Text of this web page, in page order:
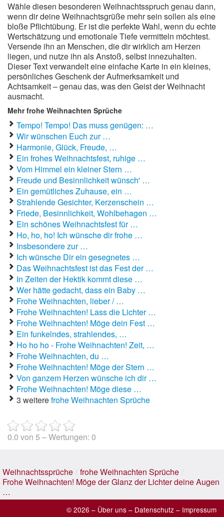
Wähle diesen besonderen Weihnachtsspruch genau dann,
wenn dir deine Weihnachtsgrüße mehr sein sollen als eine
bloße Pflichtübung. Er ist die perfekte Wahl, wenn du echte
Wertschätzung und emotionale Tiefe vermitteln möchtest.
Versende ihn an Menschen, die dir wirklich am Herzen
liegen, und nutze ihn als Anstoß, selbst innezuhalten.
Dieser Text verwandelt eine einfache Karte in ein kleines,
persönliches Geschenk der Aufmerksamkeit und
Achtsamkeit – genau das, was den Geist der Weihnacht
ausmacht.
Mehr frohe Weihnachten Sprüche
Tempo! Tempo! Das muss genügen: …
Wir wünschen Euch zur …
Harmonie, Glück, Freude, …
Ein frohes Weihnachtsfest, ruhige …
Vom Himmel ein kleiner Stern …
Freude und Besinnlichkeit wünsch' …
Ein gemütliches Zuhause, ein …
Strahlende Gesichter, Kerzenschein …
Friede, Besinnlichkeit, Wohlbehagen …
Ein schönes Weihnachtsfest für …
Ho, ho, ho! Ich wünsche dir frohe …
Insbesondere zur …
Ich wünsche Dir ein gesegnetes …
Das Weihnachtsfest ist das Fest der …
In Zeiten der Hektik kommt diese …
Wer hätte gedacht, dass ein Baby …
Frohe Weihnachten, lieber / …
Frohe Weihnachten! Lass die Lichter …
Frohe Weihnachten! Möge dein Fest …
Ein funkelndes, strahlendes, …
Ho ho ho - Frohe Weihnachten! Zeit, …
Frohe Weihnachten, du …
Frohe Weihnachten! Möge der Stern …
Von ganzem Herzen wünsche ich dir …
Frohe Weihnachten! Möge diese …
3 weiterefrohe Weihnachten Sprüche
0.0 von 5 – Wertungen: 0
Weihnachtssprüche / frohe Weihnachten Sprüche /
Frohe Weihnachten! Möge der Glanz der Lichter deine Augen
…
© 2026 – Über uns – Datenschutz – Impressum